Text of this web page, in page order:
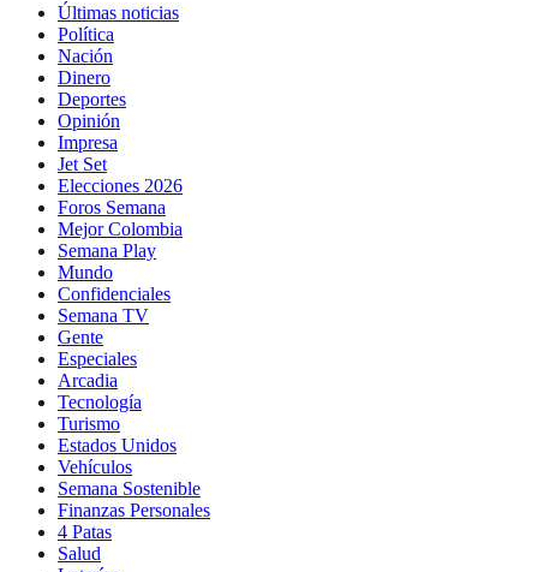
Últimas noticias
Política
Nación
Dinero
Deportes
Opinión
Impresa
Jet Set
Elecciones 2026
Foros Semana
Mejor Colombia
Semana Play
Mundo
Confidenciales
Semana TV
Gente
Especiales
Arcadia
Tecnología
Turismo
Estados Unidos
Vehículos
Semana Sostenible
Finanzas Personales
4 Patas
Salud